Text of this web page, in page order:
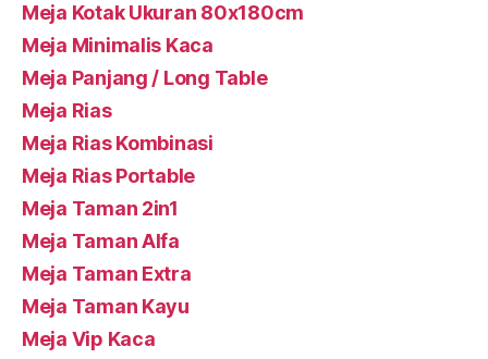
Meja Kotak Ukuran 80x180cm
Meja Minimalis Kaca
Meja Panjang / Long Table
Meja Rias
Meja Rias Kombinasi
Meja Rias Portable
Meja Taman 2in1
Meja Taman Alfa
Meja Taman Extra
Meja Taman Kayu
Meja Vip Kaca